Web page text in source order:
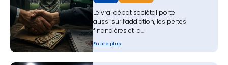
Le vrai débat sociétal porte
aussi sur l’addiction, les pertes
financières et la...
En lire plus